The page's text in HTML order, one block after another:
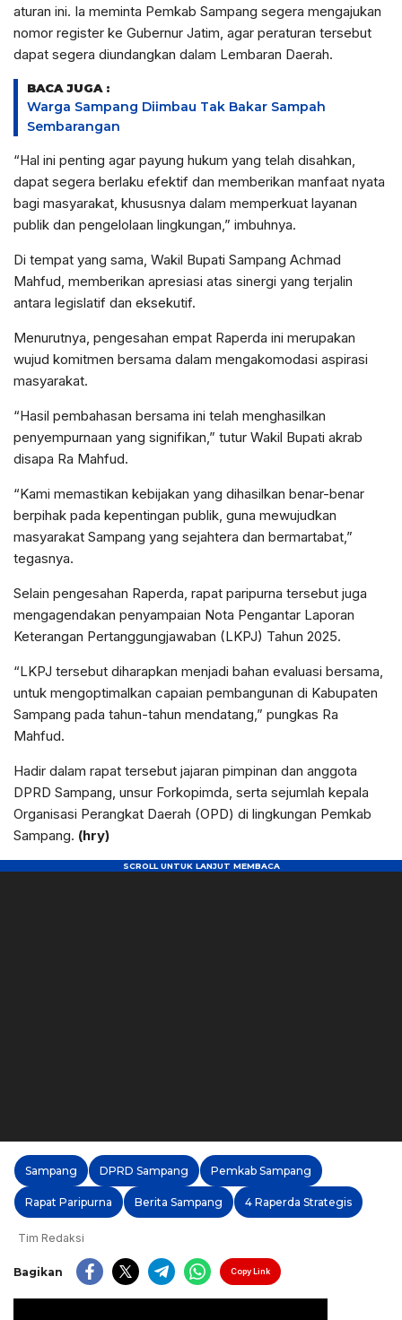
aturan ini. Ia meminta Pemkab Sampang segera mengajukan
nomor register ke Gubernur Jatim, agar peraturan tersebut
dapat segera diundangkan dalam Lembaran Daerah.
BACA JUGA :
Warga Sampang Diimbau Tak Bakar Sampah
Sembarangan
“Hal ini penting agar payung hukum yang telah disahkan,
dapat segera berlaku efektif dan memberikan manfaat nyata
bagi masyarakat, khususnya dalam memperkuat layanan
publik dan pengelolaan lingkungan,” imbuhnya.
Di tempat yang sama, Wakil Bupati Sampang Achmad
Mahfud, memberikan apresiasi atas sinergi yang terjalin
antara legislatif dan eksekutif.
Menurutnya, pengesahan empat Raperda ini merupakan
wujud komitmen bersama dalam mengakomodasi aspirasi
masyarakat.
“Hasil pembahasan bersama ini telah menghasilkan
penyempurnaan yang signifikan,” tutur Wakil Bupati akrab
disapa Ra Mahfud.
“Kami memastikan kebijakan yang dihasilkan benar-benar
berpihak pada kepentingan publik, guna mewujudkan
masyarakat Sampang yang sejahtera dan bermartabat,”
tegasnya.
Selain pengesahan Raperda, rapat paripurna tersebut juga
mengagendakan penyampaian Nota Pengantar Laporan
Keterangan Pertanggungjawaban (LKPJ) Tahun 2025.
“LKPJ tersebut diharapkan menjadi bahan evaluasi bersama,
untuk mengoptimalkan capaian pembangunan di Kabupaten
Sampang pada tahun-tahun mendatang,” pungkas Ra
Mahfud.
Hadir dalam rapat tersebut jajaran pimpinan dan anggota
DPRD Sampang, unsur Forkopimda, serta sejumlah kepala
Organisasi Perangkat Daerah (OPD) di lingkungan Pemkab
Sampang. (hry)
Sampang DPRD Sampang Pemkab Sampang
Rapat Paripurna Berita Sampang 4 Raperda Strategis
Tim Redaksi
Bagikan Copy Link